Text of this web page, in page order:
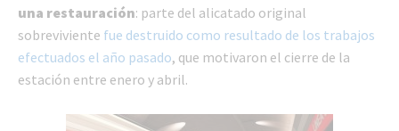
una restauración: parte del alicatado original
sobreviviente fue destruido como resultado de los trabajos
efectuados el año pasado, que motivaron el cierre de la
estación entre enero y abril.